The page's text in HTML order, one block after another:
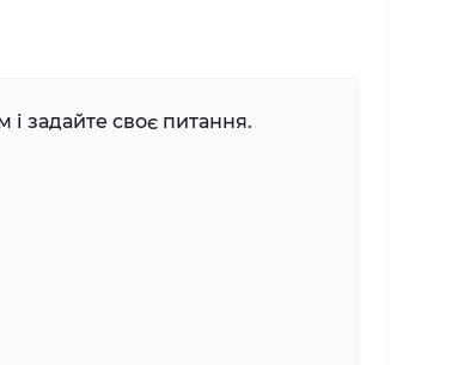
задайте своє питання.